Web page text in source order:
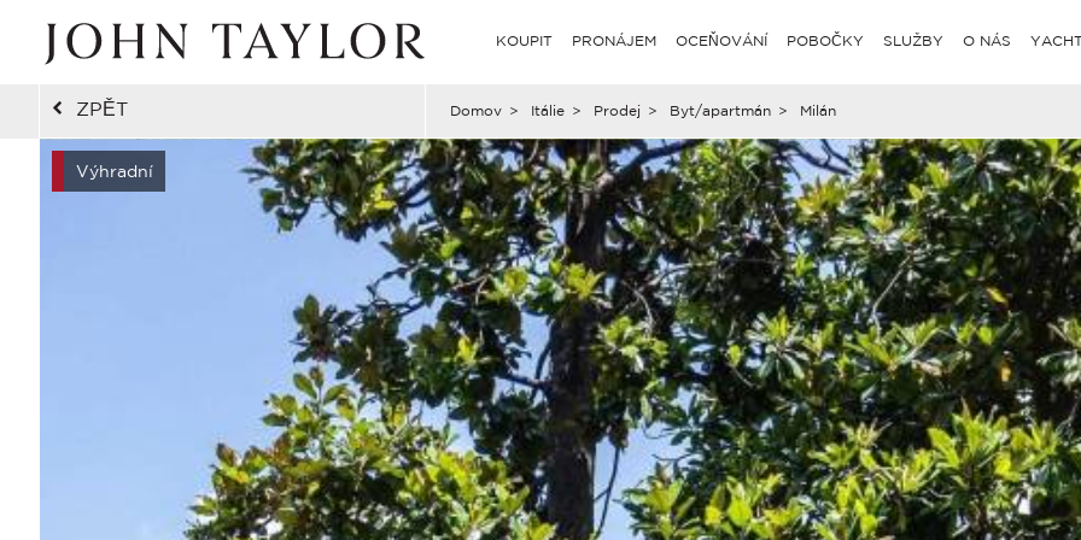
KOUPIT PRONÁJEM OCEŇOVÁNÍ POBOČKY SLUŽBY O NÁS
ZPĚT Domov > Itálie > Prodej > Byt/apartmán > Milán
Výhradní